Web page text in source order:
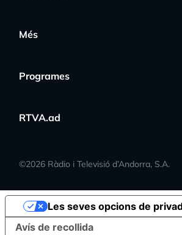
Més
Programes
RTVA.ad
©2026 Ràdio i Televisió d’Andorra, S.A.
Avís de recollida
Les seves opcions de